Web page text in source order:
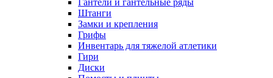
Гантели и гантельные ряды
Штанги
Замки и крепления
Грифы
Инвентарь для тяжелой атлетики
Гири
Диски